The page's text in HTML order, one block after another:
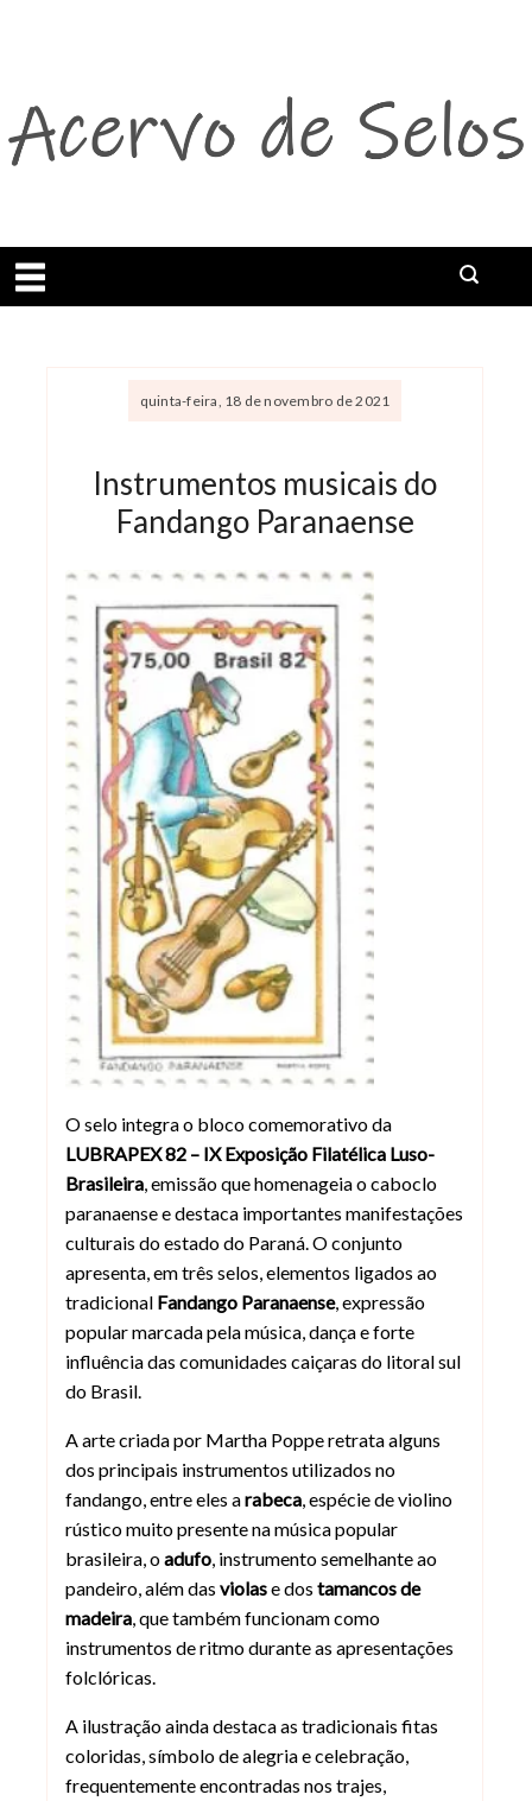
Abrir menu
quinta-feira, 18 de novembro de 2021
Instrumentos musicais do
Fandango Paranaense
Instrumentos musicais do Fandango
O selo integra o bloco comemorativo da
LUBRAPEX 82 – IX Exposição Filatélica Luso-
Brasileira , emissão que homenageia o caboclo
paranaense e destaca importantes manifestações
culturais do estado do Paraná. O conjunto
apresenta, em três selos, elementos ligados ao
tradicional Fandango Paranaense, expressão
popular marcada pela música, dança e forte
influência das comunidades caiçaras do litoral sul
do Brasil.
A arte criada por Martha Poppe retrata alguns
dos principais instrumentos utilizados no
fandango, entre eles arabeca , espécie de violino
rústico muito presente na música popular
brasileira, oadufo , instrumento semelhante ao
pandeiro, além das violase dos tamancos de
madeira , que também funcionam como
instrumentos de ritmo durante as apresentações
folclóricas.
A ilustração ainda destaca as tradicionais fitas
coloridas, símbolo de alegria e celebração,
frequentemente encontradas nos trajes,